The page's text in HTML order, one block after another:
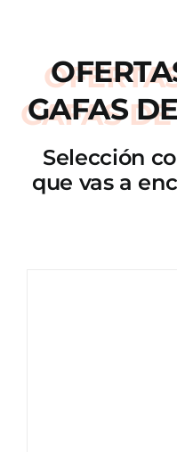
GAFAS
Selección
que vas a